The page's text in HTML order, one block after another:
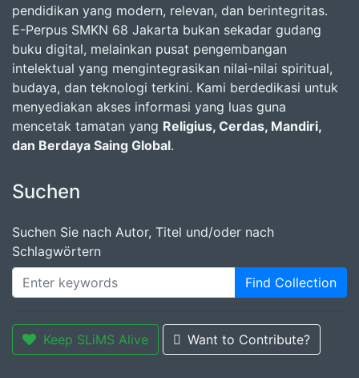
pendidikan yang modern, relevan, dan berintegritas.
E-Perpus SMKN 68 Jakarta bukan sekadar gudang
buku digital, melainkan pusat pengembangan
intelektual yang mengintegrasikan nilai-nilai spiritual,
budaya, dan teknologi terkini. Kami berdedikasi untuk
menyediakan akses informasi yang luas guna
mencetak tamatan yang Religius, Cerdas, Mandiri,
dan Berdaya Saing Global.
Suchen
Suchen Sie nach Autor, Titel und/oder nach
Schlagwörtern
Find Collection
Keep SLiMS Alive Want to Contribute?